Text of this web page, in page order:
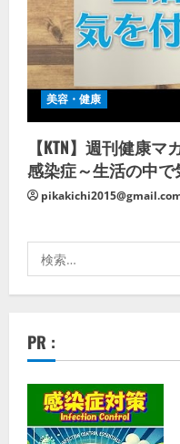
美容・健康
【KTN】週刊健康
感染症～生活の中
索:
PR :